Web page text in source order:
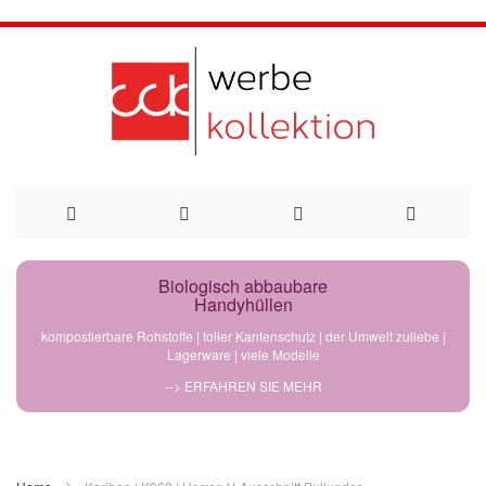
Direkt
Biologisch abbaubare
Handyhüllen
kompostierbare Rohstoffe | toller Kantenschutz | der Umwelt zuliebe |
Lagerware | viele Modelle
--> ERFAHREN SIE MEHR